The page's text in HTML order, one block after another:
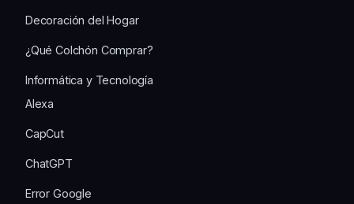
Decoración del Hogar
¿Qué Colchón Comprar?
Informática y Tecnología
Alexa
CapCut
ChatGPT
Error Google